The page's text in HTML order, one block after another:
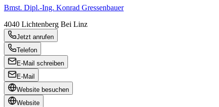
Bmst. Dipl.-Ing. Konrad Gressenbauer
4040 Lichtenberg Bei Linz
Jetzt anrufen
Telefon
E-Mail schreiben
E-Mail
Website besuchen
Website